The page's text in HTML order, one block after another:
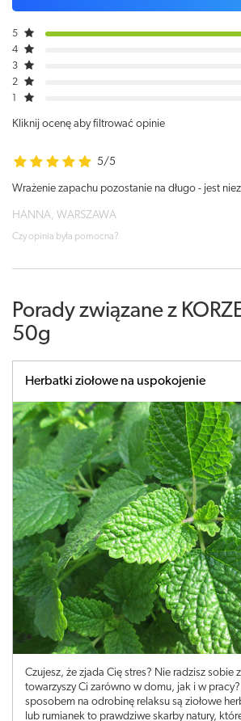
5
4
3
2
Kliknij ocenę aby filtrować opinie
5/5
Wrażenie zapachu pozostanie na długo - jest
HANNA, WARSZAWA
Czy opinia była pomocna?
Porady związane z
50g
Herbatki ziołowe na uspokojenie
Czujesz, że zjada Cię stres? Nie radzisz sobie
towarzyszy Ci zarówno w domu, jak i w
sposobem na odrobinę relaksu są ziołowe
lub rumianek to prawdziwe skarby natury,